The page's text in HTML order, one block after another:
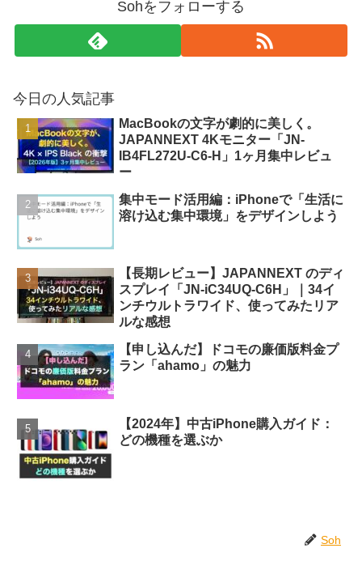
Sohをフォローする
今日の人気記事
MacBookの文字が劇的に美しく。
JAPANNEXT 4Kモニター「JN-
IB4FL272U-C6-H」1ヶ月集中レビュ
ー
集中モード活用編：iPhoneで「生活に
溶け込む集中環境」をデザインしよう
【長期レビュー】JAPANNEXT のディ
スプレイ「JN-iC34UQ-C6H」｜34イ
ンチウルトラワイド、使ってみたリア
ルな感想
【申し込んだ】ドコモの廉価版料金プ
ラン「ahamo」の魅力
【2024年】中古iPhone購入ガイド：
どの機種を選ぶか
Soh